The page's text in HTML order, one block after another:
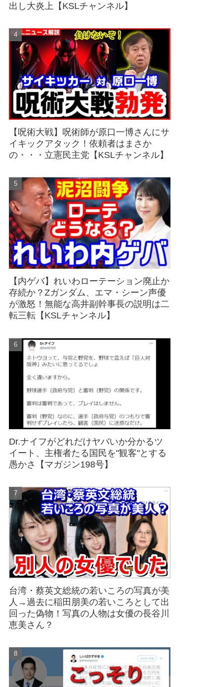
出し大炎上【KSLチャンネル】
【呪術大戦】呪術師が原口一博さんにサ
イキックアタック！依頼者はまさか
の・・・立憲民主党【KSLチャンネル】
【内ゲバ】れいわローテーション廃止か
存続か？Zガンダム、エマ・シーン声優
が激怒！無能な高井副幹事長の説明は二
転三転【KSLチャンネル】
Dr.ナイフがどれだけヤバいか分かるツ
イート、主権者たる国民を"観客"とする
愚かさ【マガジン198号】
台湾・蔡英文総統の若いころの写真が美
人→過去に稲田朋美の若いころとして出
回った偽物！写真の人物は女優の長谷川
恵美さん？